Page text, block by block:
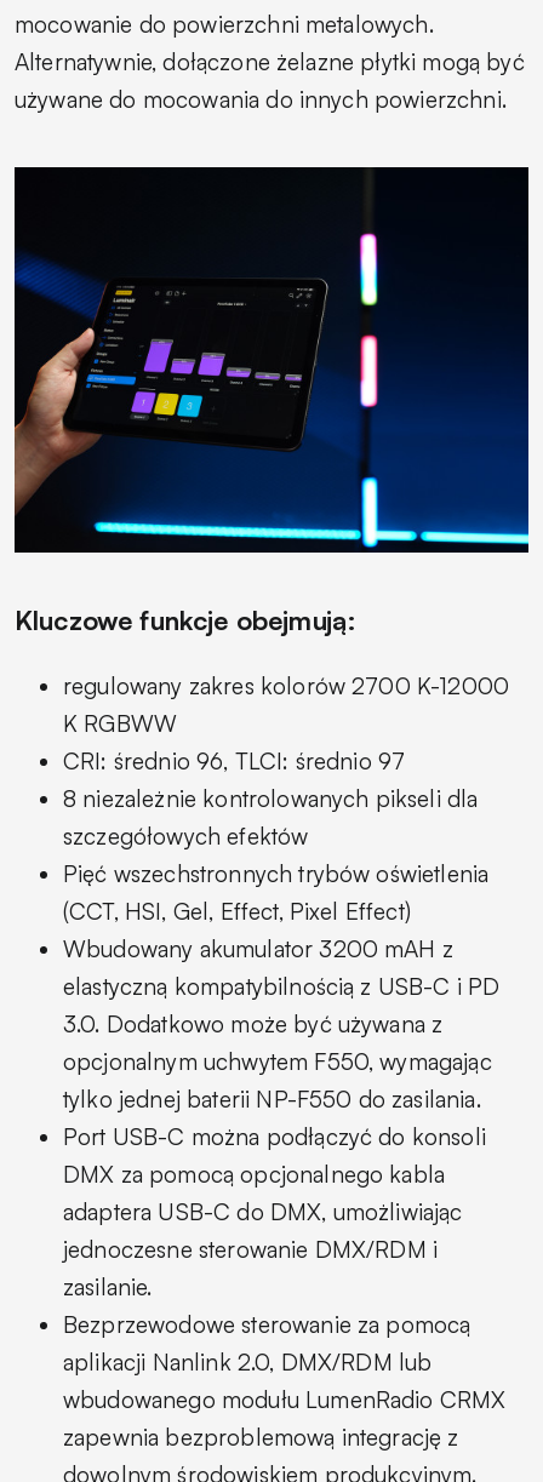
mocowanie do powierzchni metalowych.
Alternatywnie, dołączone żelazne płytki mogą być
używane do mocowania do innych powierzchni.
Kluczowe funkcje obejmują:
regulowany zakres kolorów 2700 K-12000
K RGBWW
CRI: średnio 96, TLCI: średnio 97
8 niezależnie kontrolowanych pikseli dla
szczegółowych efektów
Pięć wszechstronnych trybów oświetlenia
(CCT, HSI, Gel, Effect, Pixel Effect)
Wbudowany akumulator 3200 mAH z
elastyczną kompatybilnością z USB-C i PD
3.0. Dodatkowo może być używana z
opcjonalnym uchwytem F550, wymagając
tylko jednej baterii NP-F550 do zasilania.
Port USB-C można podłączyć do konsoli
DMX za pomocą opcjonalnego kabla
adaptera USB-C do DMX, umożliwiając
jednoczesne sterowanie DMX/RDM i
zasilanie.
Bezprzewodowe sterowanie za pomocą
aplikacji Nanlink 2.0, DMX/RDM lub
wbudowanego modułu LumenRadio CRMX
zapewnia bezproblemową integrację z
dowolnym środowiskiem produkcyjnym.